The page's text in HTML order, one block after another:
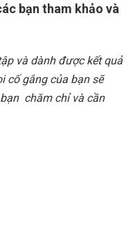
bạn tham khảo và
và dành được kết quả
cố gắng của bạn sẽ
chăm chỉ và cần